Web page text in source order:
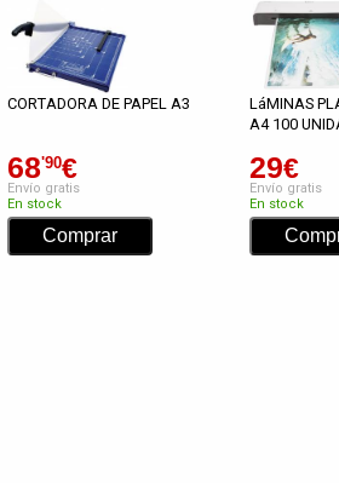
CORTADORA DE PAPEL A3
68'90€
Envío gratis
En stock
LáMINAS
A4 100
29€
Envío gratis
En stock